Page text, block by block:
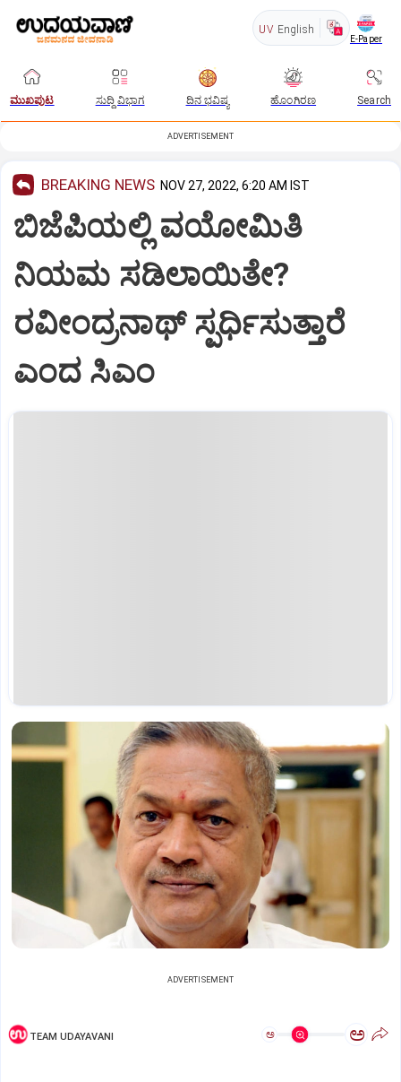
UV English
E-Paper
ಮುಖಪುಟ ಸುದ್ದಿ ವಿಭಾಗ ದಿನ ಭವಿಷ್ಯ ಹೊಂಗಿರಣ Search
ADVERTISEMENT
BREAKING NEWS NOV 27, 2022, 6:20 AM IST
ಬಿಜೆಪಿಯಲ್ಲಿ ವಯೋಮಿತಿ
ನಿಯಮ ಸಡಿಲಾಯಿತೇ?
ರವೀಂದ್ರನಾಥ್‌ ಸ್ಪರ್ಧಿಸುತ್ತಾರೆ
ಎಂದ ಸಿಎಂ
ADVERTISEMENT
TEAM UDAYAVANI ಅ ಅ